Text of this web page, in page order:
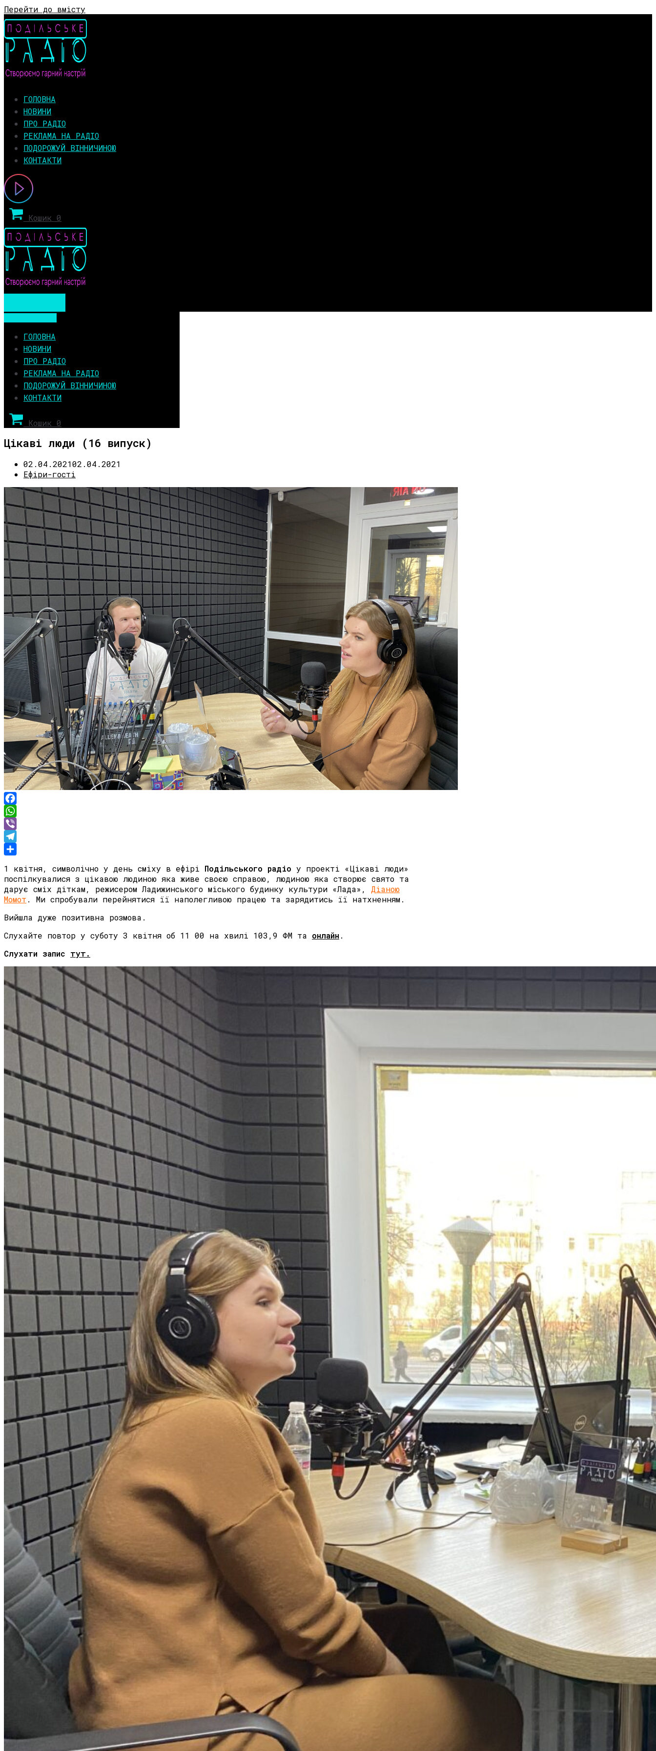
Перейти до вмісту
ГОЛОВНА
НОВИНИ
ПРО РАДІО
РЕКЛАМА НА РАДІО
ПОДОРОЖУЙ ВІННИЧИНОЮ
КОНТАКТИ
Кошик 0
ГОЛОВНА
НОВИНИ
ПРО РАДІО
РЕКЛАМА НА РАДІО
ПОДОРОЖУЙ ВІННИЧИНОЮ
КОНТАКТИ
Кошик 0
Цікаві люди (16 випуск)
02.04.202102.04.2021
Ефіри-гості
Facebook
WhatsApp
Viber
Telegram
1 квітня, символічно у день сміху в ефірі Подільського радіо у проекті «Цікаві люди»
поспілкувалися з цікавою людиною яка живе своєю справою, людиною яка створює свято та
дарує сміх діткам, режисером Ладижинського міського будинку культури «Лада», Діаною
Момот . Ми спробували перейнятися її наполегливою працею та зарядитись її натхненням.
Вийшла дуже позитивна розмова.
Слухайте повтор у суботу 3 квітня об 11 00 на хвилі 103,9 ФМ та онлайн .
Слухати запис тут.